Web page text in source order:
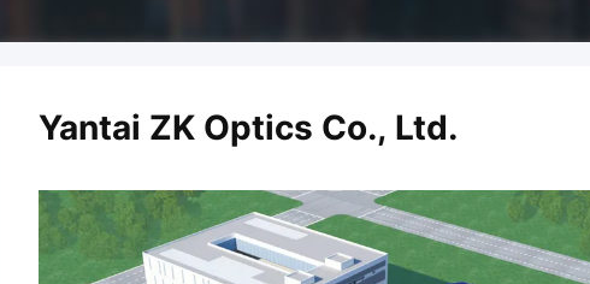
Yantai ZK Optics Co., Ltd.